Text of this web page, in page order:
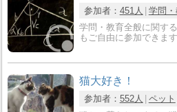
参加者： 451人 学問
学問・教育全般に関す
もご自由に参加できます
猫大好き！
参加者： 552人 ペット